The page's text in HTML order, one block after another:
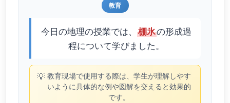
教育
今日の地理の授業では、 棚氷の形成過
程について学びました。
💡 教育現場で使用する際は、学生が理解しやす
いように具体的な例や図解を交えると効果的
です。